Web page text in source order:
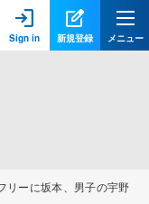
Sign in 新規登録 メニュー
ーに坂本、男子の宇野